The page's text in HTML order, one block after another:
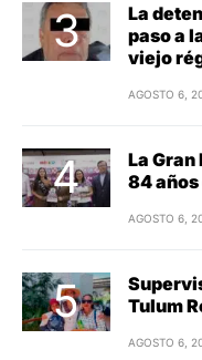
La
paso a
viejo
AGOSTO 6,
La
84
AGOSTO 6,
Tulum
AGOSTO 6,